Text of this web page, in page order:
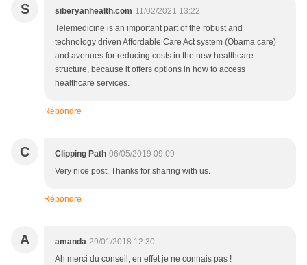
S siberyanhealth.com 11/02/2021 13:22
Telemedicine is an important part of the robust and
technology driven Affordable Care Act system (Obama care)
and avenues for reducing costs in the new healthcare
structure, because it offers options in how to access
healthcare services.
Répondre
C Clipping Path 06/05/2019 09:09
Very nice post. Thanks for sharing with us.
Répondre
A amanda 29/01/2018 12:30
Ah merci du conseil, en effet je ne connais pas !